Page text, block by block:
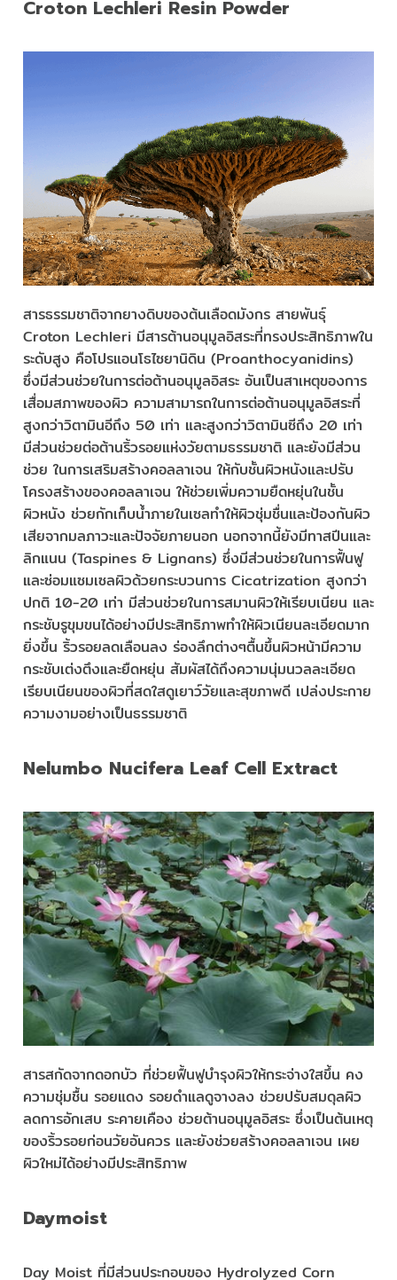
Croton Lechleri Resin Powder
สารธรรมชาติจากยางดิบของต้นเลือดมังกร สายพันธุ์
Croton Lechleri มีสารต้านอนุมูลอิสระที่ทรงประสิทธิภาพใน
ระดับสูง คือโปรแอนโธไซยานิดิน (Proanthocyanidins)
ซึ่งมีส่วนช่วยในการต่อต้านอนุมูลอิสระ อันเป็นสาเหตุของการ
เสื่อมสภาพของผิว ความสามารถในการต่อต้านอนุมูลอิสระที่
สูงกว่าวิตามินอีถึง 50 เท่า และสูงกว่าวิตามินซีถึง 20 เท่า
มีส่วนช่วยต่อต้านริ้วรอยแห่งวัยตามธรรมชาติ และยังมีส่วน
ช่วย ในการเสริมสร้างคอลลาเจน ให้กับชั้นผิวหนังและปรับ
โครงสร้างของคอลลาเจน ให้ช่วยเพิ่มความยืดหยุ่นในชั้น
ผิวหนัง ช่วยกักเก็บน้ำภายในเซลทำให้ผิวชุ่มชื่นและป้องกันผิว
เสียจากมลภาวะและปัจจัยภายนอก นอกจากนี้ยังมีทาสปีนและ
ลิกแนน (Taspines & Lignans) ซึ่งมีส่วนช่วยในการฟื้นฟู
และซ่อมแซมเซลผิวด้วยกระบวนการ Cicatrization สูงกว่า
ปกติ 10-20 เท่า มีส่วนช่วยในการสมานผิวให้เรียบเนียน และ
กระชับรูขุมขนได้อย่างมีประสิทธิภาพทำให้ผิวเนียนละเอียดมาก
ยิ่งขึ้น ริ้วรอยลดเลือนลง ร่องลึกต่างๆตื้นขึ้นผิวหน้ามีความ
กระชับเต่งตึงและยืดหยุ่น สัมผัสได้ถึงความนุ่มนวลละเอียด
เรียบเนียนของผิวที่สดใสดูเยาว์วัยและสุขภาพดี เปล่งประกาย
ความงามอย่างเป็นธรรมชาติ
Nelumbo Nucifera Leaf Cell Extract
สารสกัดจากดอกบัว ที่ช่วยฟื้นฟูบำรุงผิวให้กระจ่างใสขึ้น คง
ความชุ่มชื้น รอยแดง รอยดำแลดูจางลง ช่วยปรับสมดุลผิว
ลดการอักเสบ ระคายเคือง ช่วยต้านอนุมูลอิสระ ซึ่งเป็นต้นเหตุ
ของริ้วรอยก่อนวัยอันควร และยังช่วยสร้างคอลลาเจน เผย
ผิวใหม่ได้อย่างมีประสิทธิภาพ
Daymoist
Day Moist ที่มีส่วนประกอบของ Hydrolyzed Corn